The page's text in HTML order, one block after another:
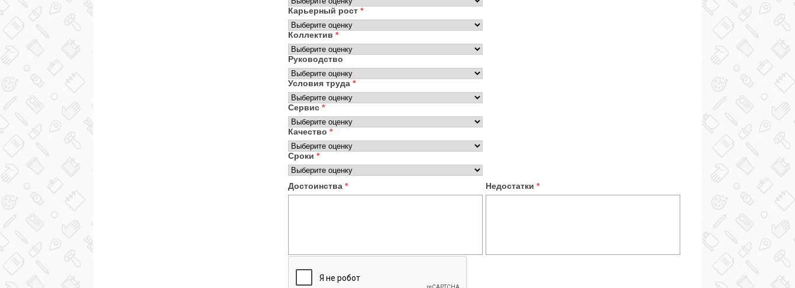
Карьерный рост *
Коллектив *
Руководство
Условия труда *
Сервис *
Качество *
Сроки *
Достоинства * Недостатки *